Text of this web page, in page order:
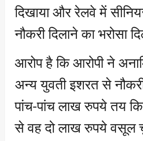
दिखाया और रेलवे में
नौकरी दिलाने का भरोसा
आरोप है कि आरोपी ने
अन्य युवती इशरत से
पांच-पांच लाख रुपये तय
से वह दो लाख रुपये वसूल